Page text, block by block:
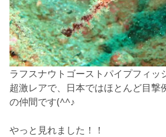
ラフスナウトゴーストパイプフィッ
超激レアで、日本ではほとんど目撃
の仲間です(^^♪
やっと見れました！！